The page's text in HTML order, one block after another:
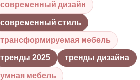
современный дизайн
современный стиль
трансформируемая мебель
тренды 2025 тренды дизайна
умная мебель